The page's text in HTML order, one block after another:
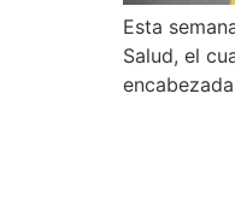
Esta
Salud, el